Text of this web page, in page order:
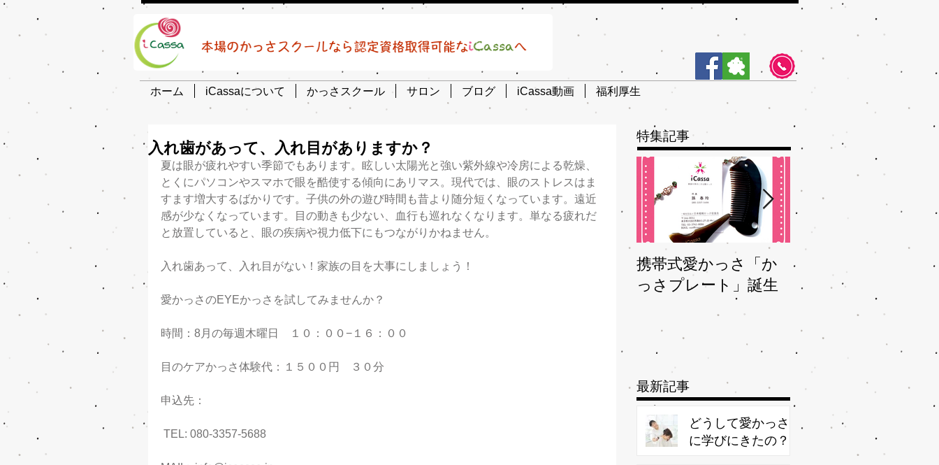
ホーム iCassaについて かっさスクール サロン ブログ iCassa動画 福利厚生
入れ歯があって、入れ目がありますか？
夏は眼が疲れやすい季節でもあります。眩しい太陽光と強い紫外線や冷房による乾燥、
とくにパソコンやスマホで眼を酷使する傾向にあリマス。現代では、眼のストレスはま
すます増大するばかりです。子供の外の遊び時間も昔より随分短くなっています。遠近
感が少なくなっています。目の動きも少ない、血行も巡れなくなります。単なる疲れだ
と放置していると、眼の疾病や視力低下にもつながりかねません。
入れ歯あって、入れ目がない！家族の目を大事にしましょう！
愛かっさのEYEかっさを試してみませんか？
時間：8月の毎週木曜日　１０：００−１６：００
目のケアかっさ体験代：１５００円　３０分
申込先：
TEL: 080-3357-5688
特集記事
携帯式愛かっさ「か
っさプレート」誕生
夏バテバテを脱つ、
秋ガサガサを予防
最新記事
どうして愛かっさ
に学びにきたの？